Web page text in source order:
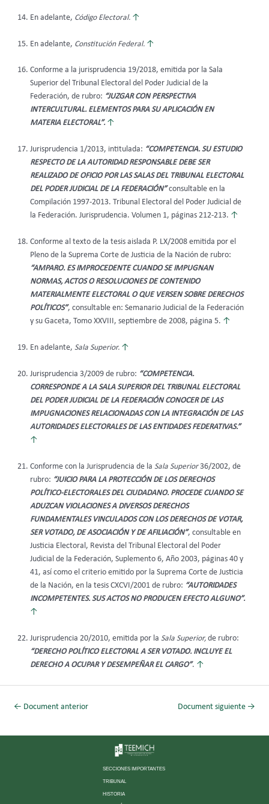
En adelante, Código Electoral. ↑
En adelante, Constitución Federal. ↑
Conforme a la jurisprudencia 19/2018, emitida por la Sala
Superior del Tribunal Electoral del Poder Judicial de la
Federación, de rubro: “JUZGAR CON PERSPECTIVA
INTERCULTURAL. ELEMENTOS PARA SU APLICACIÓN EN
MATERIA ELECTORAL”. ↑
Jurisprudencia 1/2013, intitulada: “COMPETENCIA. SU ESTUDIO
RESPECTO DE LA AUTORIDAD RESPONSABLE DEBE SER
REALIZADO DE OFICIO POR LAS SALAS DEL TRIBUNAL ELECTORAL
DEL PODER JUDICIAL DE LA FEDERACIÓN”consultable en la
Compilación 1997-2013. Tribunal Electoral del Poder Judicial de
la Federación. Jurisprudencia. Volumen 1, páginas 212-213. ↑
Conforme al texto de la tesis aislada P. LX/2008 emitida por el
Pleno de la Suprema Corte de Justicia de la Nación de rubro:
“AMPARO. ES IMPROCEDENTE CUANDO SE IMPUGNAN
NORMAS, ACTOS O RESOLUCIONES DE CONTENIDO
MATERIALMENTE ELECTORAL O QUE VERSEN SOBRE DERECHOS
POLÍTICOS”, consultable en: Semanario Judicial de la Federación
y su Gaceta, Tomo XXVIII, septiembre de 2008, página 5. ↑
En adelante, Sala Superior. ↑
Jurisprudencia 3/2009 de rubro: “COMPETENCIA.
CORRESPONDE A LA SALA SUPERIOR DEL TRIBUNAL ELECTORAL
DEL PODER JUDICIAL DE LA FEDERACIÓN CONOCER DE LAS
IMPUGNACIONES RELACIONADAS CON LA INTEGRACIÓN DE LAS
AUTORIDADES ELECTORALES DE LAS ENTIDADES FEDERATIVAS.”
↑
Conforme con la Jurisprudencia de la Sala Superior36/2002, de
rubro: “JUICIO PARA LA PROTECCIÓN DE LOS DERECHOS
POLÍTICO-ELECTORALES DEL CIUDADANO. PROCEDE CUANDO SE
ADUZCAN VIOLACIONES A DIVERSOS DERECHOS
FUNDAMENTALES VINCULADOS CON LOS DERECHOS DE VOTAR,
SER VOTADO, DE ASOCIACIÓN Y DE AFILIACIÓN”, consultable en
Justicia Electoral, Revista del Tribunal Electoral del Poder
Judicial de la Federación, Suplemento 6, Año 2003, páginas 40 y
41, así como el criterio emitido por la Suprema Corte de Justicia
de la Nación, en la tesis CXCVI/2001 de rubro: “AUTORIDADES
INCOMPETENTES. SUS ACTOS NO PRODUCEN EFECTO ALGUNO”.
↑
Jurisprudencia 20/2010, emitida por la Sala Superior, de rubro:
“DERECHO POLÍTICO ELECTORAL A SER VOTADO. INCLUYE EL
DERECHO A OCUPAR Y DESEMPEÑAR EL CARGO”. ↑
← Document anterior Document siguiente →
SECCIONES IMPORTANTES
TRIBUNAL
HISTORIA